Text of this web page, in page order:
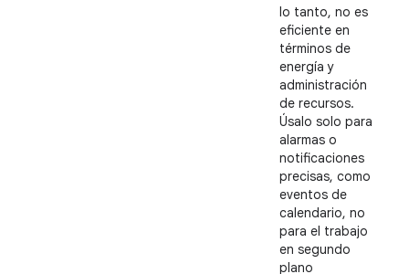
lo tanto, no es
eficiente en
términos de
energía y
administración
de recursos.
Úsalo solo para
alarmas o
notificaciones
precisas, como
eventos de
calendario, no
para el trabajo
en segundo
plano